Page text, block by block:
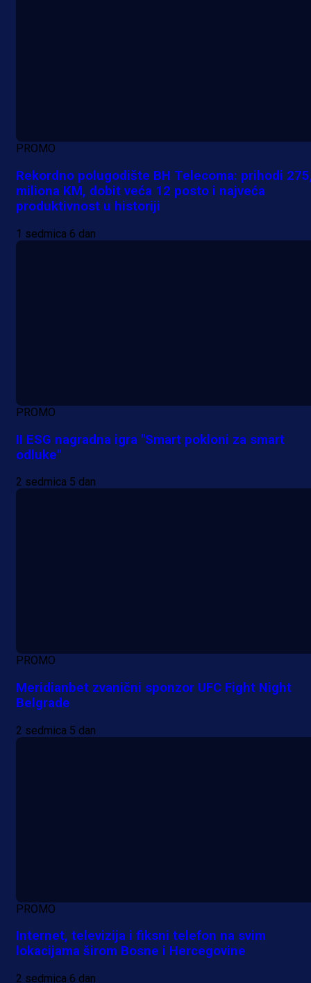
PROMO
Rekordno polugodište BH Telecoma: prihodi
miliona KM, dobit veća 12 posto i najveća
produktivnost u historiji
1 sedmica 6 dan
PROMO
II ESG nagradna igra "Smart pokloni za smart
odluke"
2 sedmica 5 dan
PROMO
Meridianbet zvanični sponzor UFC Fight Night
Belgrade
2 sedmica 5 dan
PROMO
Internet, televizija i fiksni telefon na svim
lokacijama širom Bosne i Hercegovine
2 sedmica 6 dan